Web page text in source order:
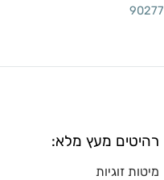
90277
רהיטים מעץ מלא:
מיטות זוגיות